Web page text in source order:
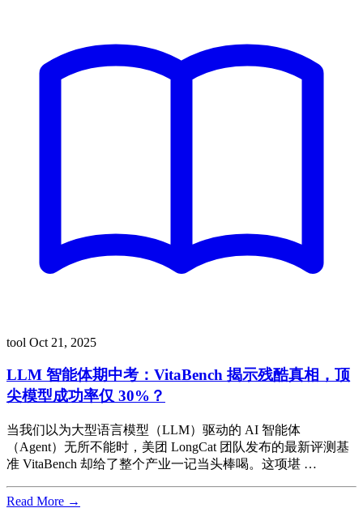
tool Oct 21, 2025
LLM 智能体期中考：VitaBench 揭示残酷真相，顶
尖模型成功率仅 30%？
当我们以为大型语言模型（LLM）驱动的 AI 智能体
（Agent）无所不能时，美团 LongCat 团队发布的最新评测基
准 VitaBench 却给了整个产业一记当头棒喝。这项堪 …
Read More →